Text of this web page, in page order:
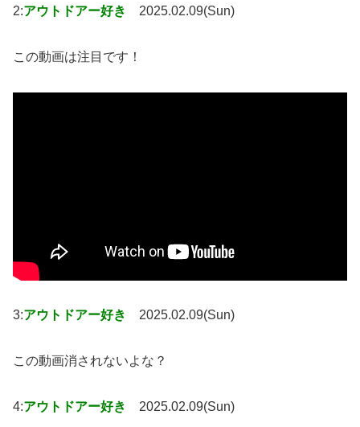
2:アウトドアー好き 2025.02.09(Sun)
この動画は注目です！
3:アウトドアー好き 2025.02.09(Sun)
この動画消されないよな？
4:アウトドアー好き 2025.02.09(Sun)